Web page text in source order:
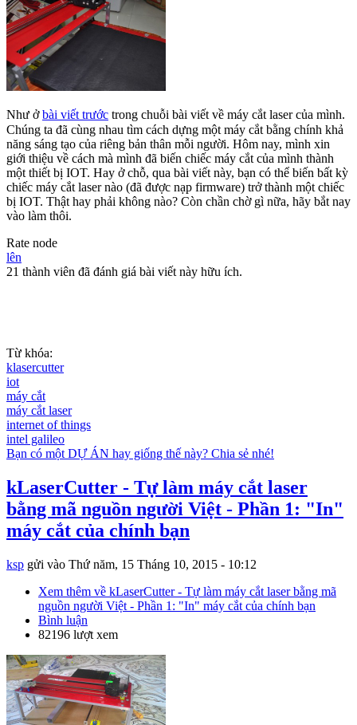
Như ởbài viết trước trong chuỗi bài viết về máy cắt laser của mình.
Chúng ta đã cùng nhau tìm cách dựng một máy cắt bằng chính khả
năng sáng tạo của riêng bản thân mỗi người. Hôm nay, mình xin
giới thiệu về cách mà mình đã biến chiếc máy cắt của mình thành
một thiết bị IOT. Hay ở chỗ, qua bài viết này, bạn có thể biến bất kỳ
chiếc máy cắt laser nào (đã được nạp firmware) trở thành một chiếc
bị IOT. Thật hay phải không nào? Còn chần chờ gì nữa, hãy bắt nay
vào làm thôi.
Rate node
lên
21 thành viên đã đánh giá bài viết này hữu ích.
Từ khóa:
klasercutter
iot
máy cắt
máy cắt laser
internet of things
intel galileo
Bạn có một DỰ ÁN hay giống thế này? Chia sẻ nhé!
kLaserCutter - Tự làm máy cắt laser
bằng mã nguồn người Việt - Phần 1: "In"
máy cắt của chính bạn
ksp gửi vào Thứ năm, 15 Tháng 10, 2015 - 10:12
Xem thêm về kLaserCutter - Tự làm máy cắt laser bằng mã
nguồn người Việt - Phần 1: "In" máy cắt của chính bạn
Bình luận
82196 lượt xem